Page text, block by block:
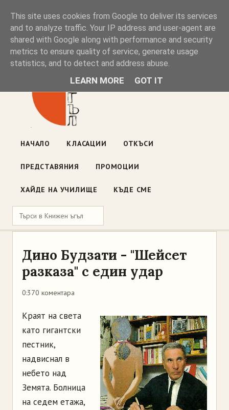
Книжен ъгъл
Блог на книжарницата — класации, откъси, нови книги
ул. „Оборище" 117, София· пон–пет 10:00–19:00 ·
НАЧАЛО КЛАСАЦИИ ОТКЪСИ
ПРЕДСТАВЯНИЯ ПРОМОЦИИ
ХАЙДЕ НА УЧИЛИЩЕ КЪДЕ СМЕ
Дино Будзати - "Шейсет
разказа" с един удар
0:370 коментара
Краят на света
като гигантски
пестник,
надвиснал в
небето над
Земята. Болница
на седем етажа,
This site uses cookies from Google to deliver its services
and to analyze traffic. Your IP address and user-agent are
shared with Google along with performance and security
metrics to ensure quality of service, generate usage
statistics, and to detect and address abuse.
LEARN MORE GOT IT